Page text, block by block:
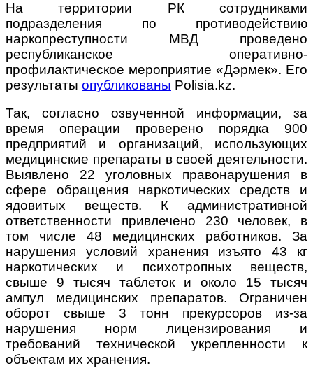
На территории РК сотрудниками
подразделения по противодействию
наркопреступности МВД проведено
республиканское оперативно-
профилактическое мероприятие «Дәрмек». Его
результаты опубликованы Polisia.kz.
Так, согласно озвученной информации, за
время операции проверено порядка 900
предприятий и организаций, использующих
медицинские препараты в своей деятельности.
Выявлено 22 уголовных правонарушения в
сфере обращения наркотических средств и
ядовитых веществ. К административной
ответственности привлечено 230 человек, в
том числе 48 медицинских работников. За
нарушения условий хранения изъято 43 кг
наркотических и психотропных веществ,
свыше 9 тысяч таблеток и около 15 тысяч
ампул медицинских препаратов. Ограничен
оборот свыше 3 тонн прекурсоров из-за
нарушения норм лицензирования и
требований технической укрепленности к
объектам их хранения.